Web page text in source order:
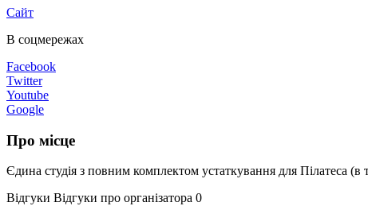
Сайт
В соцмережах
Facebook
Twitter
Youtube
Google
Про місце
Єдина студія з повним комплектом устаткування для Пілатеса
Відгуки Відгуки про організатора 0